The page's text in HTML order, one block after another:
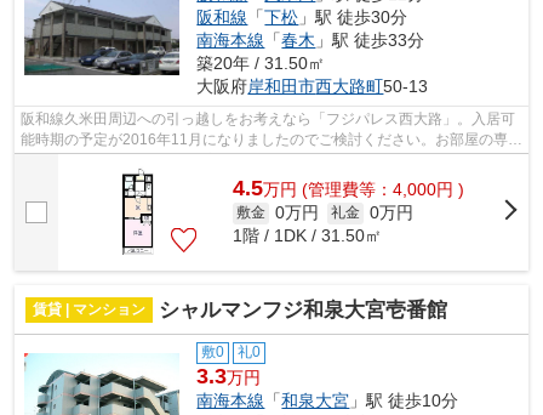
阪和線 「下松 」駅 徒歩30分
南海本線 「春木 」駅 徒歩33分
築20年 / 31.50㎡
大阪府岸和田市西大路町50-13
阪和線久米田周辺への引っ越しをお考えなら「フジパレス西大路」。入居可
能時期の予定が2016年11月になりましたのでご検討ください。お部屋の専有
面積は31.50平米。ニーズの高いエアコ...
4.5万円 (管理費等：4,000円 )
敷金 0万円 礼金 0万円
1階 / 1DK / 31.50㎡
賃貸 | マンション シャルマンフジ和泉大宮壱番館
敷0 礼0
3.3万円
南海本線 「和泉大宮 」駅 徒歩10分